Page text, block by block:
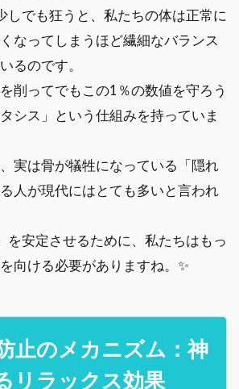
しでも狂うと、私たちの体は正常に
なってしまうほど繊細なバランス
るのです。
削ってでもこの1％の数値を守ろう
シス」という仕組みを持っていま
実は骨が犠牲になっている「隠れ
人が現代にはとても多いと言われ
を安定させるために、私たちはもっ
向ける必要がありますね。✨
止のメカニズム：神
リラックス効果